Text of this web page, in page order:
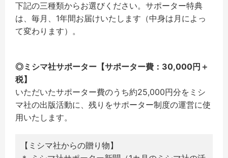
下記の三種類からお選びください。サポーター特典
は、毎月、1年間お届けいたします（中身は月によっ
て変わります）。
◎ミシマ社サポーター【サポーター費：30,000円＋
税】
いただいたサポーター費のうち約25,000円分をミシ
マ社の出版活動に、残りをサポーター制度の運営に使
用いたします。
【ミシマ社からの贈り物】